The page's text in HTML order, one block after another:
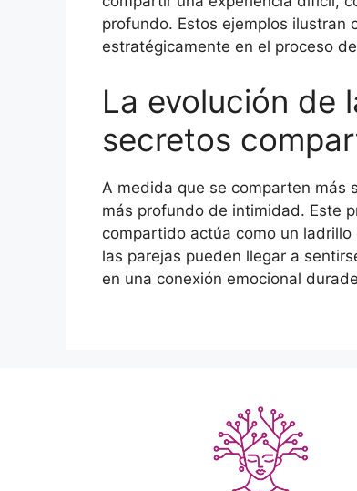
profundo. Estos ejemplos ilustran
estratégicamente en el proceso
La evolución de
secretos
A medida que se comparten más
más profundo de intimidad. Este
compartido actúa como un
las parejas pueden llegar a
en una conexión emocional